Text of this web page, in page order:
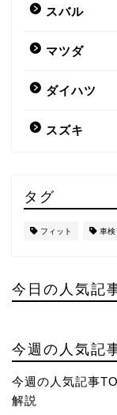
スバル
マツダ
ダイハツ
スズキ
タグ
フィット 車検
今日の人気記
今週の人気記
今週の人気記事
解説